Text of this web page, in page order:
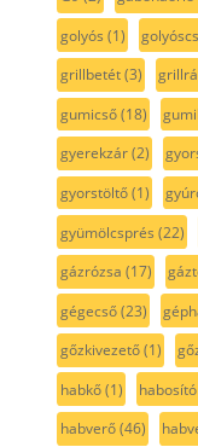
golyós (1)
grillbetét(3)
gumicső(18)
gyerekzár(2)
gyorstöltő(1)
gyümölcsprés (22)
gázrózsa (17)
gégecső(23)
gőzkivezető(1)
habkő(1) habosító
habverő(46)